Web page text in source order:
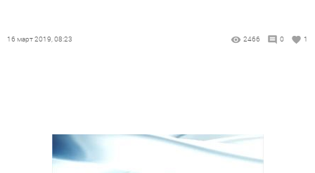
16 март 2019, 08:23 2466 0 1